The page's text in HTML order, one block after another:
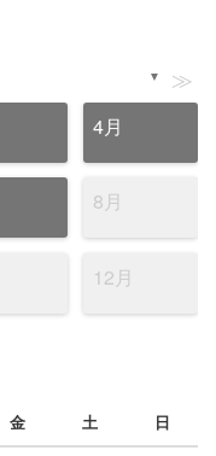
▼ ≫
4月
8月
12月
金 土 日